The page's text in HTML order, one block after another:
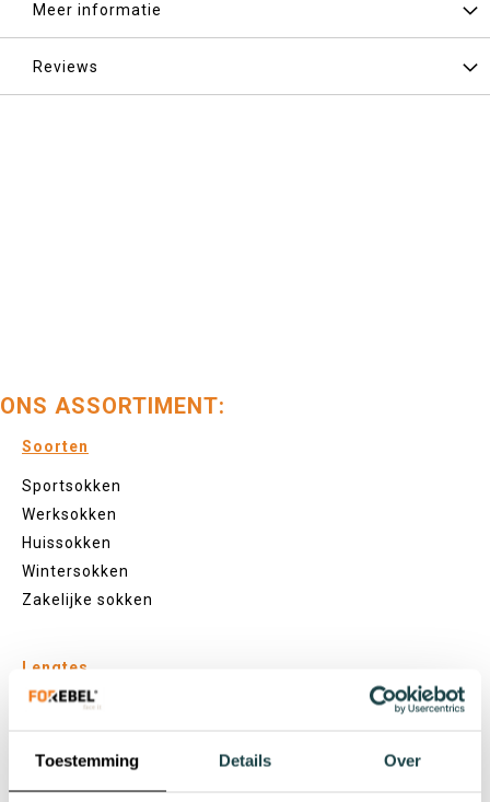
Toestemming Details Over
Meer informatie
Reviews
ONS ASSORTIMENT:
Soorten
Sportsokken
Werksokken
Huissokken
Wintersokken
Zakelijke sokken
Lengtes
Footies
Quarter sokken
Normale sokken